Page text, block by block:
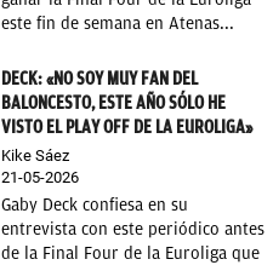
este fin de semana en Atenas...
DECK: «NO SOY MUY FAN DEL
BALONCESTO, ESTE AÑO SÓLO HE
VISTO EL PLAY OFF DE LA EUROLIGA»
Kike Sáez
21-05-2026
Gaby Deck confiesa en su
entrevista con este periódico antes
de la Final Four de la Euroliga que